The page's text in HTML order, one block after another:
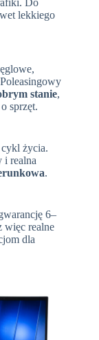
Do
lekkiego
stanie,
sprzęt.
cykl życia.
i realna
.
6–
więc realne
dla